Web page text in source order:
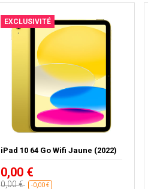
EXCLUSIVITÉ
iPad 10 64 Go Wifi Jaune (2022)
0,00 €
0,00 € -0,00 €